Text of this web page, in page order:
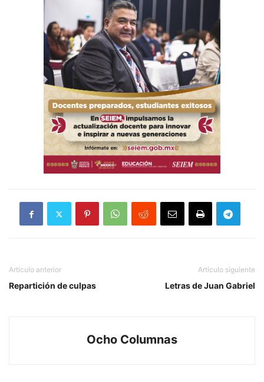
Artículo anterior
Repartición de culpas
Artículo siguiente
Letras de Juan Gabriel
Ocho Columnas